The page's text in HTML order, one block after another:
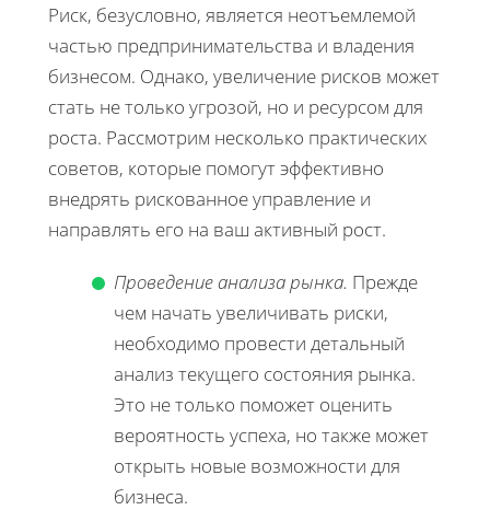
Риск, безусловно, является неотъемлемой
частью предпринимательства и владения
бизнесом. Однако, увеличение рисков может
стать не только угрозой, но и ресурсом для
роста. Рассмотрим несколько практических
советов, которые помогут эффективно
внедрять рискованное управление и
направлять его на ваш активный рост.
Проведение анализа рынка. Прежде
чем начать увеличивать риски,
необходимо провести детальный
анализ текущего состояния рынка.
Это не только поможет оценить
вероятность успеха, но также может
открыть новые возможности для
бизнеса.